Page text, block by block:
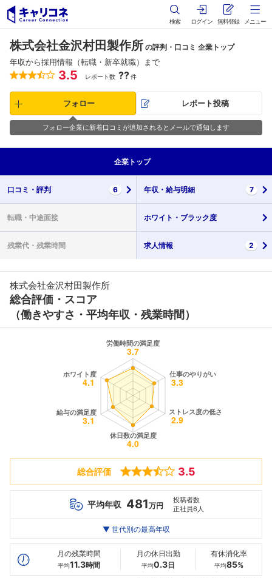
検索 ログイン 無料登録 メニュー
株式会社金沢村田製作所 の評判・口コミ 企業トップ
年収から採用情報（転職・新卒就職）まで
3.5 レポート数 ??件
フォロー レポート投稿
フォロー企業に新着口コミが追加されるとメールで通知します
企業 トップ
口コミ・ 評判 6 年収・ 給与明細 7
転職・ 中途面接 ホワイト・ ブラック度
残業代・ 残業時間 求人情報 2
株式会社金沢村田製作所
総合評価・スコア
（働きやすさ・平均年収・残業時間）
総合評価 3.5
平均年収 481万円
投稿者数
正社員6人
最高年収
20代
436万
30代
798万
--万
▼ 世代別の最高年収
月の残業時間
平均11.3時間
月の休日出勤
平均0.3日
有休消化率
平均85%